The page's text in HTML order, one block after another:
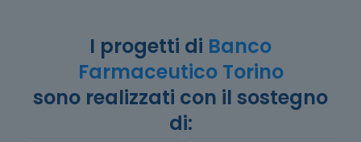
I progetti di Banco
Farmaceutico Torino
sono realizzati con il sostegno
di: